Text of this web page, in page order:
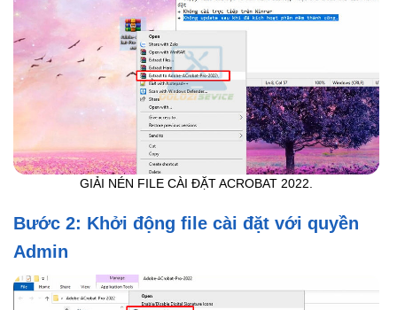
GIẢI NÉN FILE CÀI ĐẶT ACROBAT 2022.
Bước 2: Khởi động file cài đặt với quyền
Admin